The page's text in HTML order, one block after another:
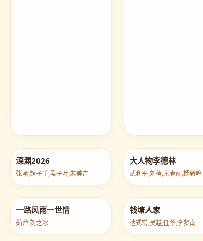
深渊2026
张承,魏子千,孟子叶,朱美吉
大人物李德林
武利平,刘蓓,宋春丽,杨新鸣
一路风雨一世情 钱塘人家